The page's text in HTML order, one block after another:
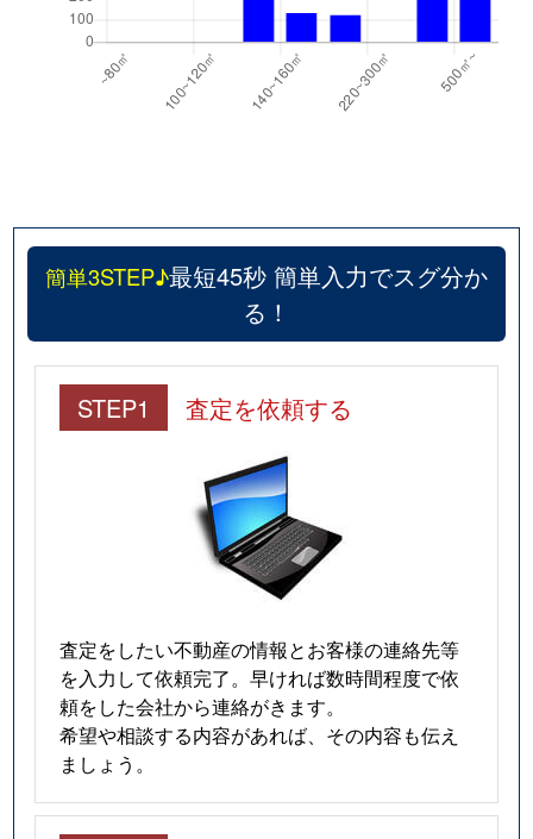
簡単3STEP♪最短45秒 簡単入力でスグ分か
る！
STEP1 査定を依頼する
査定をしたい不動産の情報とお客様の連絡先等
を入力して依頼完了。早ければ数時間程度で依
頼をした会社から連絡がきます。
希望や相談する内容があれば、その内容も伝え
ましょう。